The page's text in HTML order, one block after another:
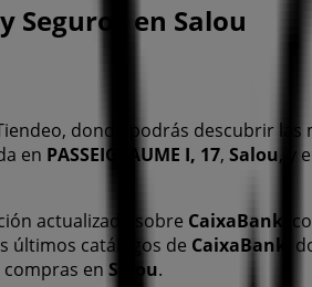
Seguros en Salou
donde podrás descubrir las
en PASSEIG JAUME I, 17, Salou, y
actualizada sobre CaixaBank ,
últimos catálogos de CaixaBank
,
compras en Salou.